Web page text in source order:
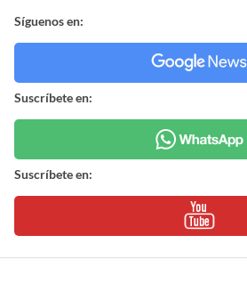
Síguenos en:
Suscríbete en:
Suscríbete en: